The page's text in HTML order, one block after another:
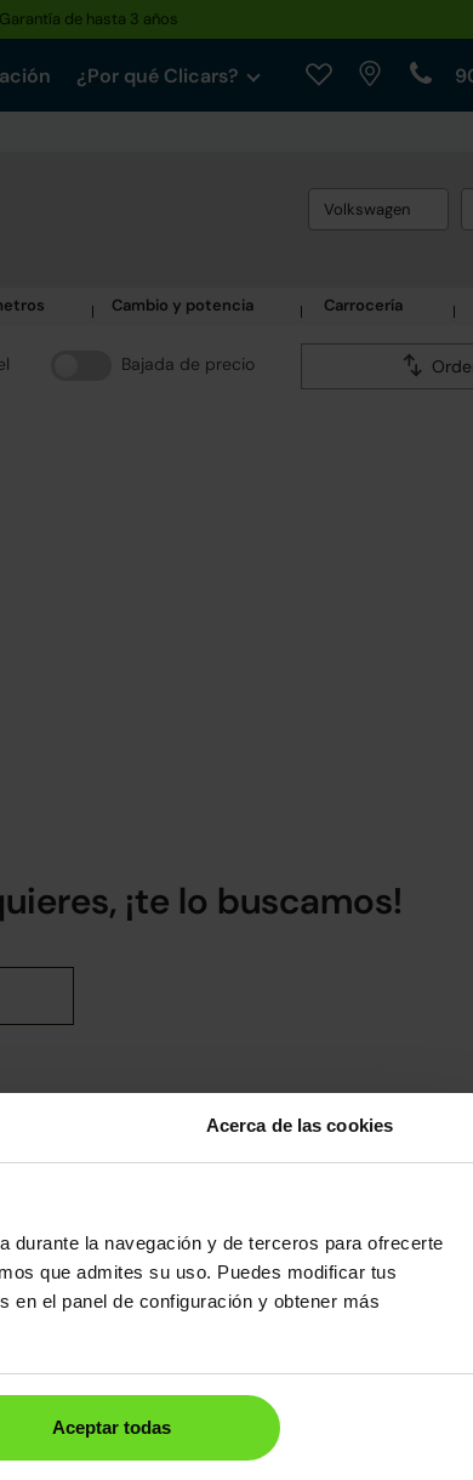
Acerca de las cookies
durante la navegación y de terceros para ofrecerte
que admites su uso. Puedes modificar tus
en el panel de configuración y obtener más
Aceptar todas
de hasta 3 años
¿Por qué Clicars?
Volkswagen
Cambio y potencia Carrocería
Bajada de precio
¡te lo buscamos!
5
Madrid
919 015 000
Lunes a Viernes: 09:00 a 20:30h
Sábados y Domingos: 10:00 a 19:00h